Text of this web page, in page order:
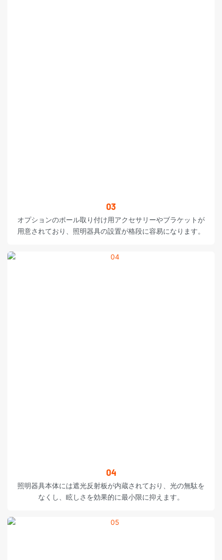
03
オプションのポール取り付け用アクセサリーやブラケットが
用意されており、照明器具の設置が格段に容易になります。
04
照明器具本体には遮光反射板が内蔵されており、光の無駄を
なくし、眩しさを効果的に最小限に抑えます。